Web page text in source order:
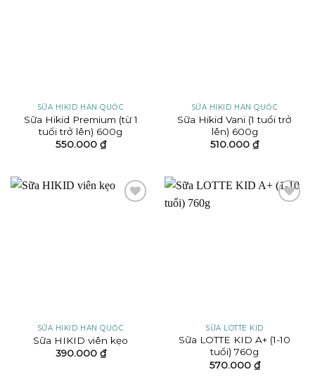
SỮA HIKID HÀN QUỐC
Sữa Hikid Premium (từ 1
tuổi trở lên) 600g
550.000 ₫
SỮA HIKID HÀN QUỐC
Sữa Hikid Vani (1 tuổi trở
lên) 600g
510.000 ₫
SỮA HIKID HÀN QUỐC
Sữa HIKID viên kẹo
390.000 ₫
SỮA LOTTE KID
Sữa LOTTE KID A+ (1-10
tuổi) 760g
570.000 ₫